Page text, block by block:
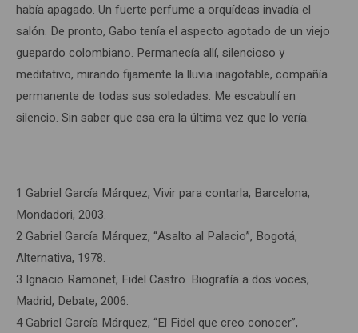
había apagado. Un fuerte perfume a orquídeas invadía el
salón. De pronto, Gabo tenía el aspecto agotado de un viejo
guepardo colombiano. Permanecía allí, silencioso y
meditativo, mirando fijamente la lluvia inagotable, compañía
permanente de todas sus soledades. Me escabullí en
silencio. Sin saber que esa era la última vez que lo vería.
1 Gabriel García Márquez, Vivir para contarla, Barcelona,
Mondadori, 2003.
2 Gabriel García Márquez, “Asalto al Palacio”, Bogotá,
Alternativa, 1978.
3 Ignacio Ramonet, Fidel Castro. Biografía a dos voces,
Madrid, Debate, 2006.
4 Gabriel García Márquez, “El Fidel que creo conocer”,